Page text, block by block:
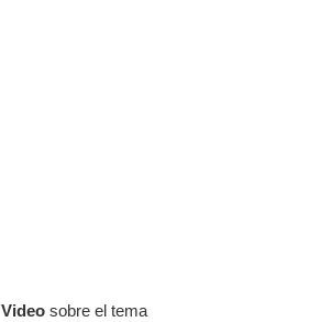
Videosobre el tema